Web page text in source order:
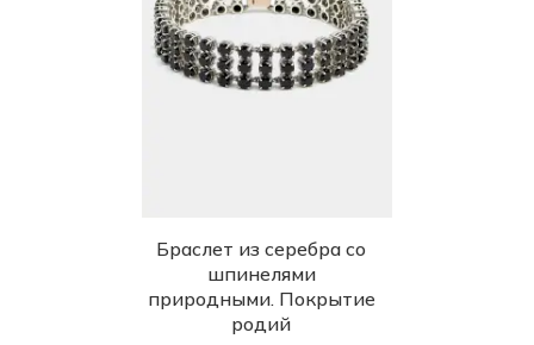
Браслет из серебра со
шпинелями
природными. Покрытие
родий